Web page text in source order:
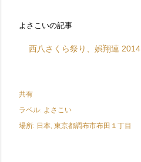
よさこいの記事
西八さくら祭り、娯翔連 2014
共有
ラベル: よさこい
場所: 日本, 東京都調布市布田１丁目